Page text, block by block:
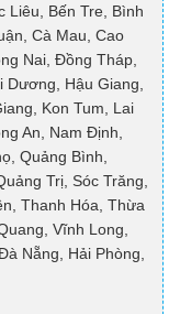
Liêu, Bến Tre, Bình
Cà Mau, Cao
Nai, Đồng Tháp,
Dương, Hậu Giang,
Kon Tum, Lai
An, Nam Định,
Quảng Bình,
Trị, Sóc Trăng,
Thanh Hóa, Thừa
Vĩnh Long,
Nẵng, Hải Phòng,